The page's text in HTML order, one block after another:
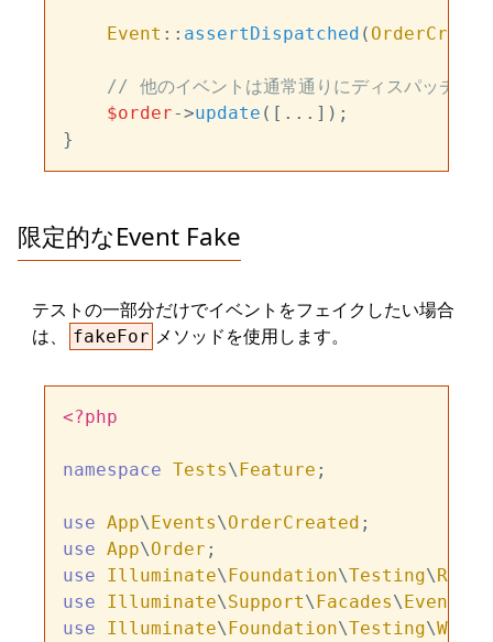
Event :: assertDispatched (
// 他のイベントは通常通りにディスパッチさ
$order->update ([...]);
限定的なEvent Fake
テストの一部分だけでイベントをフェイクしたい場合
は、
fakeFor メソッドを使用します。
<?php
namespace Tests\Feature ;
use App\Events\OrderCreated
use App\Order
use
Illuminate\Foundation\Testing\
use
Illuminate\Support\Facades\Event
use
Illuminate\Foundation\Testing\